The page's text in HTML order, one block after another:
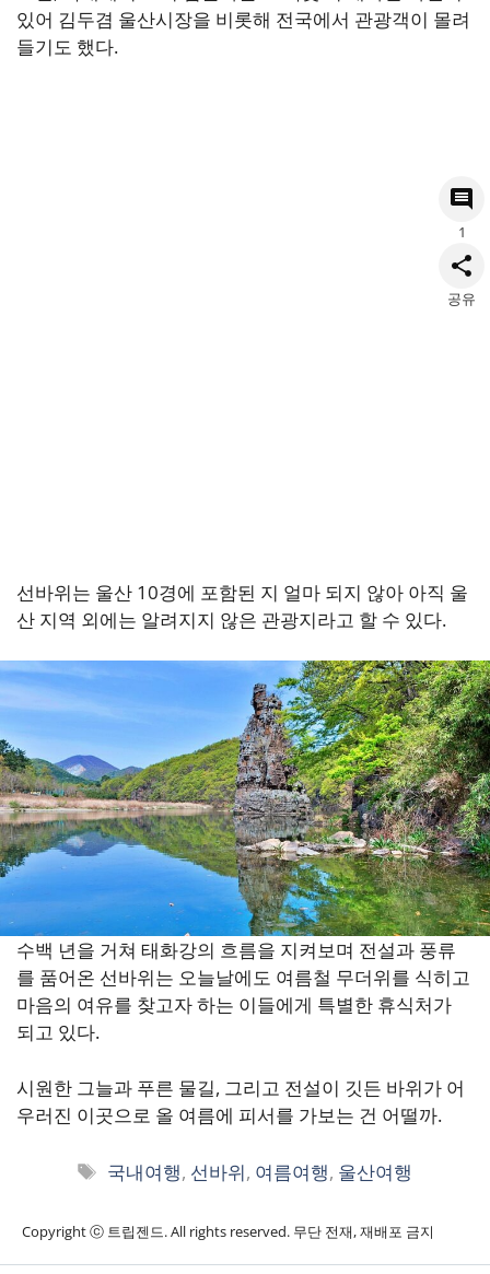
있어 김두겸 울산시장을 비롯해 전국에서 관광객이 몰려
들기도 했다.
선바위는 울산 10경에 포함된 지 얼마 되지 않아 아직 울
산 지역 외에는 알려지지 않은 관광지라고 할 수 있다.
수백 년을 거쳐 태화강의 흐름을 지켜보며 전설과 풍류
를 품어온 선바위는 오늘날에도 여름철 무더위를 식히고
마음의 여유를 찾고자 하는 이들에게 특별한 휴식처가
되고 있다.
시원한 그늘과 푸른 물길, 그리고 전설이 깃든 바위가 어
우러진 이곳으로 올 여름에 피서를 가보는 건 어떨까.
1
공유
태
국내여행, 선바위, 여름여행, 울산여행
Copyright ⓒ 트립젠드. All rights reserved. 무단 전재, 재배포 금지